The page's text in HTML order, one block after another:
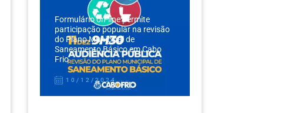
Formulário on-line permite
participação popular na revisão
do Plano Municipal de
Saneamento Básico em Cabo
Frio
10/12/2024